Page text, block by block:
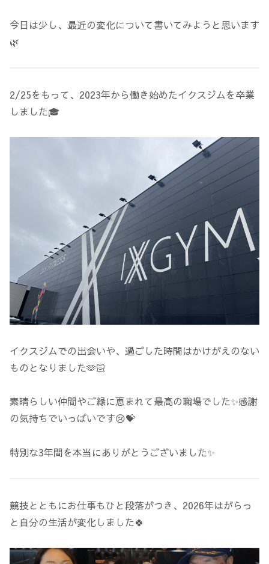
今日は少し、最近の変化について書いてみようと思います
🌿
2/25をもって、2023年から働き始めたイクスジムを卒業
しました🎓
イクスジムでの出会いや、過ごした時間はかけがえのない
ものとなりました🫶🏻
素晴らしい仲間やご縁に恵まれて最高の職場でした✨感謝
の気持ちでいっぱいです😢💝
特別な3年間を本当にありがとうございました✨
競技とともにお仕事もひと段落がつき、2026年はがらっ
と自分の生活が変化しました🍀